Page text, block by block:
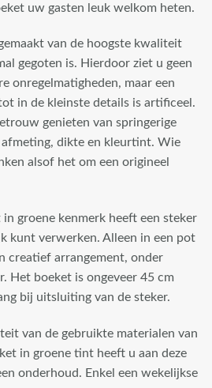
uw gasten leuk welkom heten.
van de hoogste kwaliteit
gegoten is. Hierdoor ziet u geen
onregelmatigheden, maar een
in de kleinste details is artificeel.
genieten van springerige
dikte en kleurtint. Wie
alsof het om een origineel
groene kenmerk heeft een steker
kunt verwerken. Alleen in een pot
creatief arrangement, onder
Het boeket is ongeveer 45 cm
bij uitsluiting van de steker.
van de gebruikte materialen van
in groene tint heeft u aan deze
onderhoud. Enkel een wekelijkse